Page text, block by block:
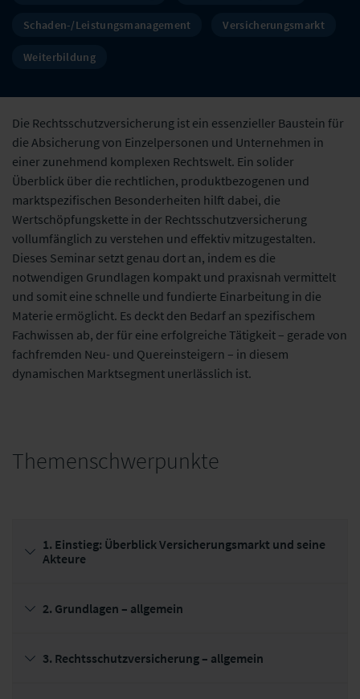
Schaden-/Leistungsmanagement Versicherungsmarkt
Weiterbildung
Die Rechtsschutzversicherung ist ein essenzieller Baustein für
die Absicherung von Einzelpersonen und Unternehmen in
einer zunehmend komplexen Rechtswelt. Ein solider
Überblick über die rechtlichen, produktbezogenen und
marktspezifischen Besonderheiten hilft dabei, die
Wertschöpfungskette in der Rechtsschutzversicherung
vollumfänglich zu verstehen und effektiv mitzugestalten.
Dieses Seminar setzt genau dort an, indem es die
notwendigen Grundlagen kompakt und praxisnah vermittelt
und somit eine schnelle und fundierte Einarbeitung in die
Materie ermöglicht. Es deckt den Bedarf an spezifischem
Fachwissen ab, der für eine erfolgreiche Tätigkeit – gerade von
fachfremden Neu- und Quereinsteigern – in diesem
dynamischen Marktsegment unerlässlich ist.
Themenschwerpunkte
1. Einstieg: Überblick Versicherungsmarkt und seine
Akteure
2. Grundlagen – allgemein
3. Rechtsschutzversicherung – allgemein